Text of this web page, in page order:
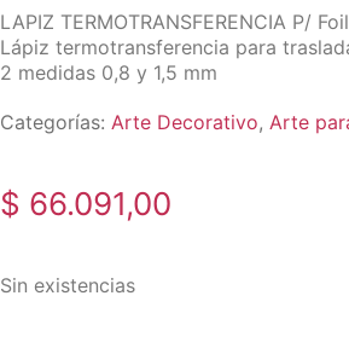
LAPIZ TERMOTRANSFERENCIA P/
Lápiz termotransferencia para
2 medidas 0,8 y 1,5 mm
Categorías: Arte Decorativo, Arte
$ 66.091,00
Sin existencias